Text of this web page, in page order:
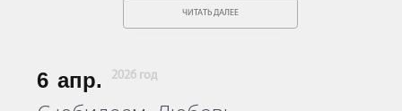
ЧИТАТЬ ДАЛЕЕ
6 апр. 2026 год